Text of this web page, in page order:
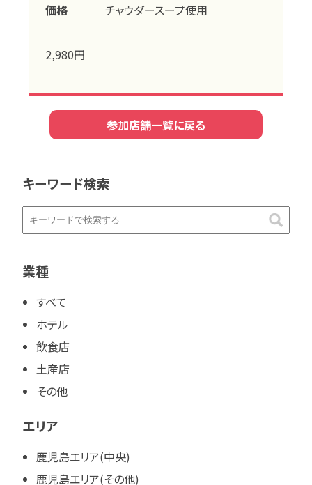
価格
チャウダースープ使用
2,980円
参加店舗一覧に戻る
キーワード検索
業種
すべて
ホテル
飲食店
土産店
その他
エリア
鹿児島エリア(中央)
鹿児島エリア(その他)